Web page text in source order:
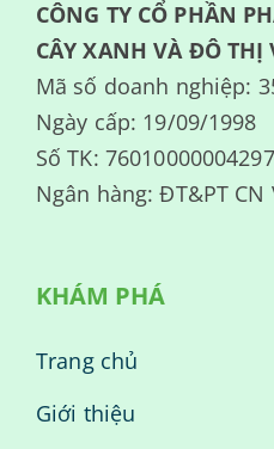
CÔNG TY CỔ PHẦN
CÂY XANH VÀ ĐÔ THỊ
Mã số doanh nghiệp:
Ngày cấp: 19/09/1998
Số TK: 76010000004297
Ngân hàng: ĐT&PT CN
KHÁM PHÁ
Trang chủ
Giới thiệu